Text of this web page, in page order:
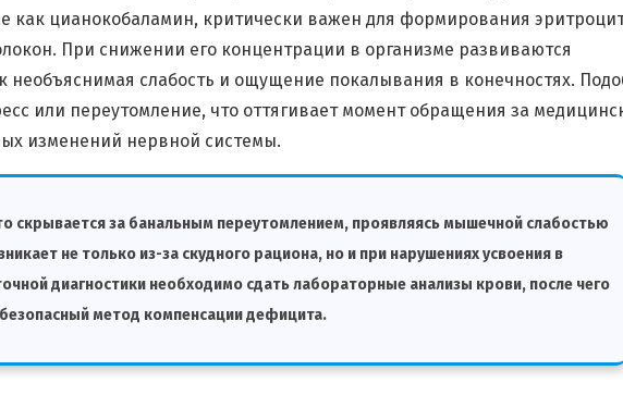
как цианокобаламин, критически важен для формирования
При снижении его концентрации в организме развиваются
необъяснимая слабость и ощущение покалывания в конечностях.
или переутомление, что оттягивает момент обращения за
изменений нервной системы.
скрывается за банальным переутомлением, проявляясь мышечной слабостью
не только из-за скудного рациона, но и при нарушениях усвоения в
диагностики необходимо сдать лабораторные анализы крови, после чего
метод компенсации дефицита.